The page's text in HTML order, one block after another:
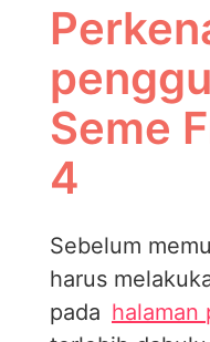
Seme
4
Sebelum
harus
pada halaman